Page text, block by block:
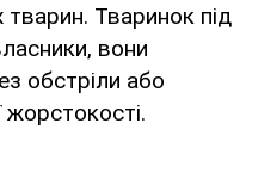
Тваринок під
вони
обстріли або